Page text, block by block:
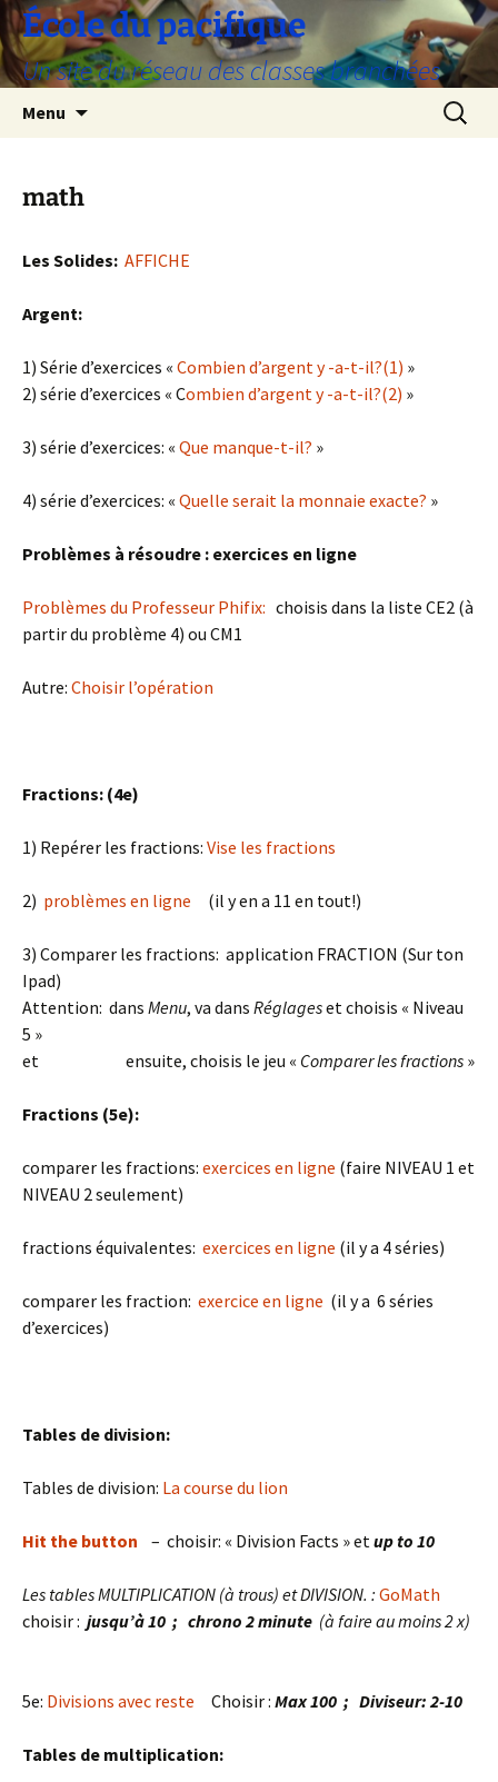
Aller
au
contenu
École du pacifique
Un site du réseau des classes branchées
Menu
math
Les Solides: AFFICHE
Argent:
1) Série d’exercices « Combien d’argent y -a-t-il?(1) »
2) série d’exercices « Combien d’argent y -a-t-il?(2) »
3) série d’exercices: « Que manque-t-il? »
4) série d’exercices: « Quelle serait la monnaie exacte? »
Problèmes à résoudre : exercices en ligne
Problèmes du Professeur Phifix: choisis dans la liste CE2 (à
partir du problème 4) ou CM1
Autre: Choisir l’opération
Fractions: (4e)
1) Repérer les fractions: Vise les fractions
2) problèmes en ligne (il y en a 11 en tout!)
3) Comparer les fractions: application FRACTION (Sur ton
Ipad)
Attention: dans Menu, va dans Réglageset choisis « Niveau
5 »
et ensuite, choisis le jeu « Comparer les fractions »
Fractions (5e):
comparer les fractions: exercices en ligne (faire NIVEAU 1 et
NIVEAU 2 seulement)
fractions équivalentes: exercices en ligne (il y a 4 séries)
comparer les fraction: exercice en ligne (il y a 6 séries
d’exercices)
Tables de division:
Tables de division: La course du lion
Hit the button – choisir: « Division Facts » etup to 10
Les tables MULTIPLICATION (à trous) et DIVISION. : GoMath
choisir : jusqu’à 10 ; chrono 2 minute (à faire au moins 2 x)
5e: Divisions avec reste Choisir : Max 100 ; Diviseur: 2-10
Tables de multiplication: